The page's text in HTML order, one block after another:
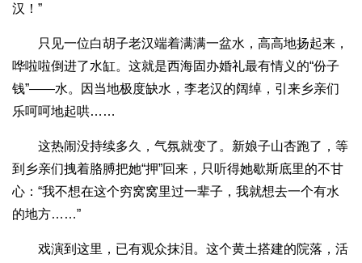
汉！”
只见一位白胡子老汉端着满满一盆水，高高地扬起来，
哗啦啦倒进了水缸。这就是西海固办婚礼最有情义的“份子
钱”——水。因当地极度缺水，李老汉的阔绰，引来乡亲们
乐呵呵地起哄……
这热闹没持续多久，气氛就变了。新娘子山杏跑了，等
到乡亲们拽着胳膊把她“押”回来，只听得她歇斯底里的不甘
心：“我不想在这个穷窝窝里过一辈子，我就想去一个有水
的地方……”
戏演到这里，已有观众抹泪。这个黄土搭建的院落，活